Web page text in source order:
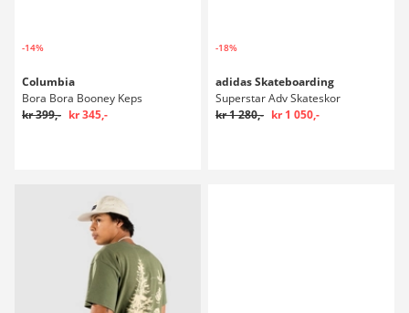
-14%
Columbia
Bora Bora Booney Keps
kr 399,- kr 345,-
-18%
adidas Skateboarding
Superstar Adv Skateskor
kr 1 280,- kr 1 050,-